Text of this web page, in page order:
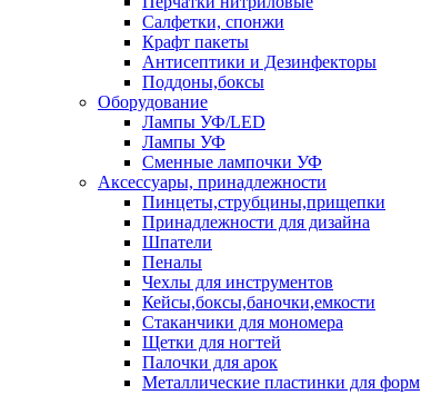
Салфетки, спонжи
Крафт пакеты
Антисептики и Дезинфекторы
Поддоны,боксы
Оборудование
Лампы УФ/LED
Лампы УФ
Сменные лампочки УФ
Аксессуары, принадлежности
Пинцеты,струбцины,прищепки
Принадлежности для дизайна
Шпатели
Пеналы
Чехлы для инструментов
Кейсы,боксы,баночки,емкости
Стаканчики для мономера
Щетки для ногтей
Палочки для арок
Металлические пластинки для форм